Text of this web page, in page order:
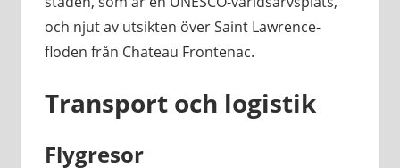
och njut av utsikten över Saint Lawrence-
floden från Chateau Frontenac.
Transport och logistik
Flygresor